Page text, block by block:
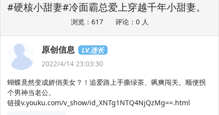
#硬核小甜妻#冷面霸总爱上穿越千年小甜妻。
浏览：617 评论：0 人
原创信息
LV.连长
2022/4/14 23:03:30
蝴蝶竟然变成娇俏美女？！追爱路上手撕绿茶、飒爽闯关。顺便拐
个男神当老公。
链接v.youku.com/v_show/id_XNTg1NTQ4NjQzMg==.html